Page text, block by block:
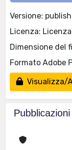
Versione:
Licenza:
Dimensione del
Formato Adobe
Visualizza/